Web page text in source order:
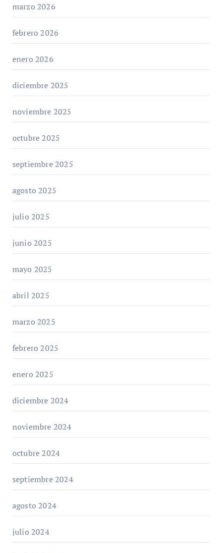
marzo 2026
febrero 2026
enero 2026
diciembre 2025
noviembre 2025
octubre 2025
septiembre 2025
agosto 2025
julio 2025
junio 2025
mayo 2025
abril 2025
marzo 2025
febrero 2025
enero 2025
diciembre 2024
noviembre 2024
octubre 2024
septiembre 2024
agosto 2024
julio 2024